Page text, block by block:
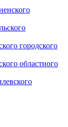
городского
областного